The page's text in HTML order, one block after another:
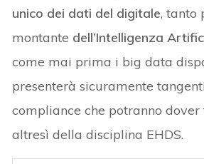
unico dei dati del digitale, tanto
montante dell’Intelligenza
come mai prima i big data
presenterà sicuramente
compliance che potranno dover
altresì della disciplina EHDS.